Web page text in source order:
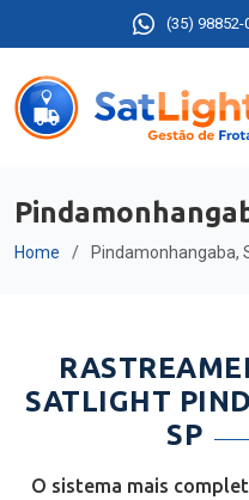
(35) 98852-
Home Pindamonhangaba,
SATLIGHT
SP
O sistema mais